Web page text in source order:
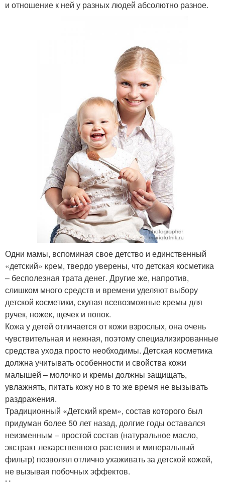
и отношение к ней у разных людей абсолютно разное.
Одни мамы, вспоминая свое детство и единственный
«детский» крем, твердо уверены, что детская косметика
– бесполезная трата денег. Другие же, напротив,
слишком много средств и времени уделяют выбору
детской косметики, скупая всевозможные кремы для
ручек, ножек, щечек и попок.
Кожа у детей отличается от кожи взрослых, она очень
чувствительная и нежная, поэтому специализированные
средства ухода просто необходимы. Детская косметика
должна учитывать особенности и свойства кожи
малышей – молочко и кремы должны защищать,
увлажнять, питать кожу но в то же время не вызывать
раздражения.
Традиционный «Детский крем», состав которого был
придуман более 50 лет назад, долгие годы оставался
неизменным – простой состав (натуральное масло,
экстракт лекарственного растения и минеральный
фильтр) позволял отлично ухаживать за детской кожей,
не вызывая побочных эффектов.